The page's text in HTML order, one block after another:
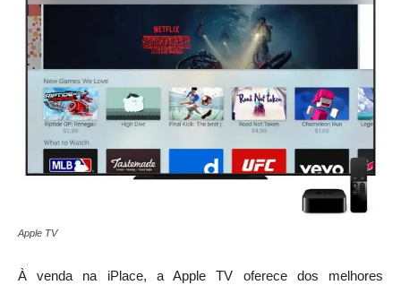
Apple TV
À venda na iPlace, a Apple TV oferece dos melhores